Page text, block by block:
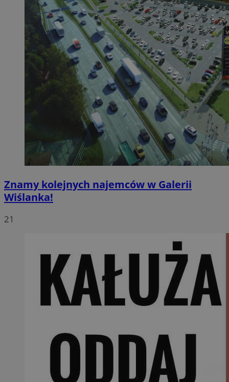
Znamy kolejnych najemców w Galerii
Wiślanka!
21